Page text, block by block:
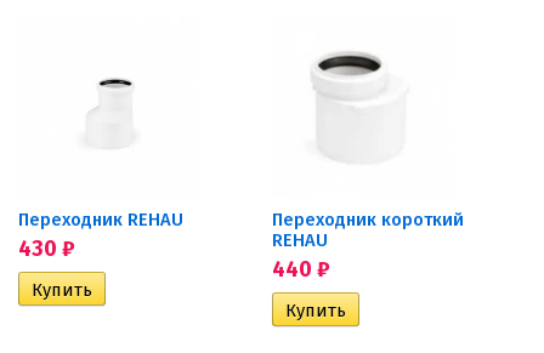
Переходник REHAU
430 ₽
Переходник короткий
REHAU
440 ₽